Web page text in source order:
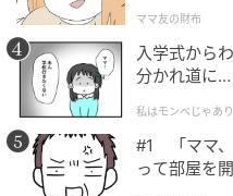
ママ友の財布
入学式から
分かれ道に…
私はモンペじゃあ
#1 「ママ、
って部屋を